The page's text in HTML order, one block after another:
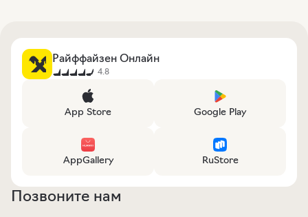
Райффайзен Онлайн
4.8
App Store Google Play
AppGallery RuStore
Позвоните нам